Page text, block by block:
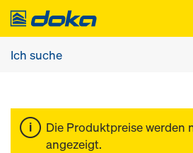
Die Produktpreise werden
angezeigt.